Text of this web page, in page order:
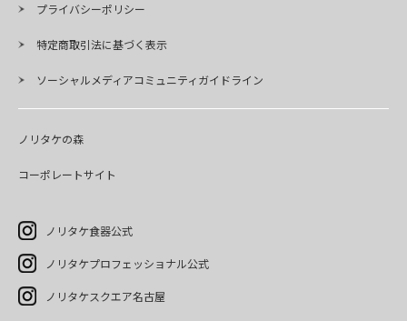
プライバシーポリシー
特定商取引法に基づく表示
ソーシャルメディアコミュニティガイドライン
ノリタケの森
コーポレートサイト
ノリタケ食器公式
ノリタケプロフェッショナル公式
ノリタケスクエア名古屋